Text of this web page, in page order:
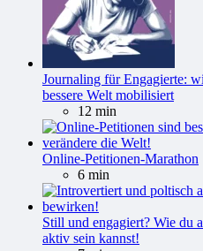
Journaling für Engagierte:
bessere Welt mobilisiert
12 min
Online-Petitionen-Marathon
6 min
Still und engagiert? Wie du
aktiv sein kannst!